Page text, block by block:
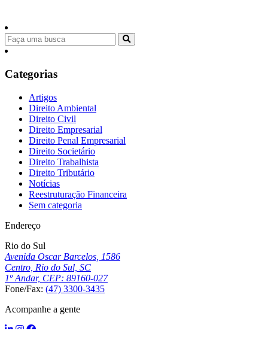
Categorias
Artigos
Direito Ambiental
Direito Civil
Direito Empresarial
Direito Penal Empresarial
Direito Societário
Direito Trabalhista
Direito Tributário
Notícias
Reestruturação Financeira
Sem categoria
Endereço
Rio do Sul
Avenida Oscar Barcelos, 1586
Centro, Rio do Sul, SC
1º Andar, CEP: 89160-027
Fone/Fax: (47) 3300-3435
Acompanhe a gente